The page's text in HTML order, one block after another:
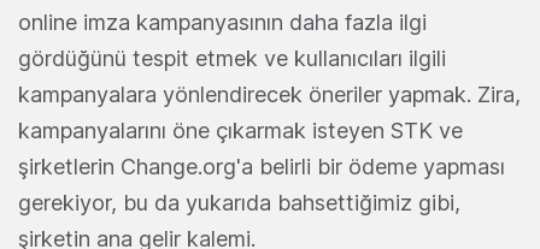
online imza kampanyasının daha fazla ilgi
gördüğünü tespit etmek ve kullanıcıları ilgili
kampanyalara yönlendirecek öneriler yapmak. Zira,
kampanyalarını öne çıkarmak isteyen STK ve
şirketlerin Change.org'a belirli bir ödeme yapması
gerekiyor, bu da yukarıda bahsettiğimiz gibi,
şirketin ana gelir kalemi.